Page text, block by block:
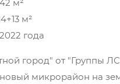
м²
м²
года
город" от "Группы
микрорайон на